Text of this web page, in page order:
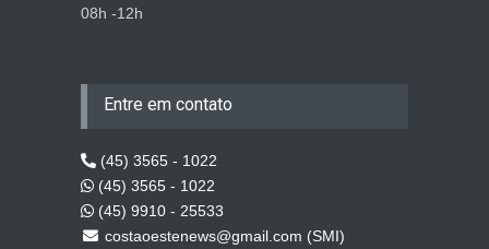
08h -12h
Entre em contato
(45) 3565 - 1022
(45) 3565 - 1022
(45) 9910 - 25533
costaoestenews@gmail.com (SMI)